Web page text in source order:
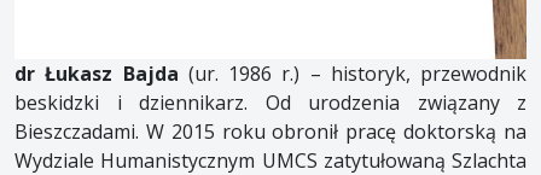
dr Łukasz Bajda (ur. 1986 r.) – historyk, przewodnik
beskidzki i dziennikarz. Od urodzenia związany z
Bieszczadami. W 2015 roku obronił pracę doktorską na
Wydziale Humanistycznym UMCS zatytułowaną Szlachta